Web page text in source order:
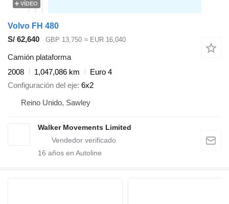
VÍDEO
Volvo FH 480
S/ 62,640
GBP 13,750 ≈ EUR 16,040
Camión plataforma
2008
1,047,086 km
Euro 4
Configuración del eje 6x2
Reino Unido, Sawley
Walker Movements Limited
16 años en Autoline